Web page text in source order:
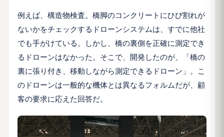
例えば、構造物検査。橋脚のコンクリートにひび割れが
ないかをチェックするドローンシステムは、すでに他社
でも手がけている。しかし、橋の裏側を正確に測定でき
るドローンはなかった。そこで、開発したのが、「橋の
裏に張り付き、移動しながら測定できるドローン」。こ
のドローンは一般的な機体とは異なるフォルムだが、顧
客の要求に応えた回答だ。